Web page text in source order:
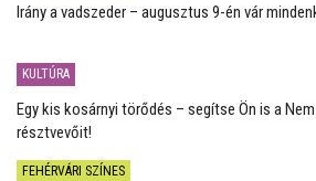
Irány a vadszeder – augusztus 9-én vár
KULTÚRA
Egy kis kosárnyi törődés – segítse Ön is a
résztvevőit!
FEHÉRVÁRI SZÍNES